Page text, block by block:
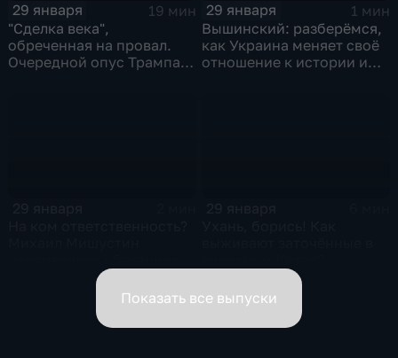
29 января
19 мин
"Сделка века",
обреченная на провал.
Очередной опус Трампа.
29 января
1 мин
Вышинский: разберёмся,
как Украина меняет своё
отношение к истории и
вице-премьеров
Показать все выпуски